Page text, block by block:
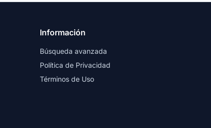
Información
Búsqueda avanzada
Política de Privacidad
Términos de Uso